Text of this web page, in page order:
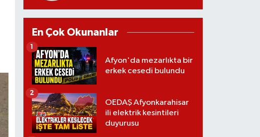
En Çok Okunanlar
Afyon'da mezarlıkta bir
erkek cesedi bulundu
1
OEDAŞ Afyonkarahisar
ili elektrik kesintileri
duyurusu
2